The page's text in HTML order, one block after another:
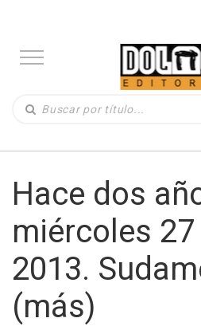
Hace dos
miércoles
2013.
(más)